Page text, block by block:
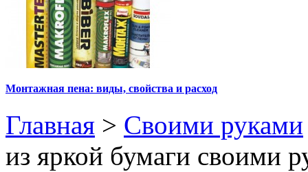
Монтажная пена: виды, свойства и расход
Главная > Своими руками
из яркой бумаги своими